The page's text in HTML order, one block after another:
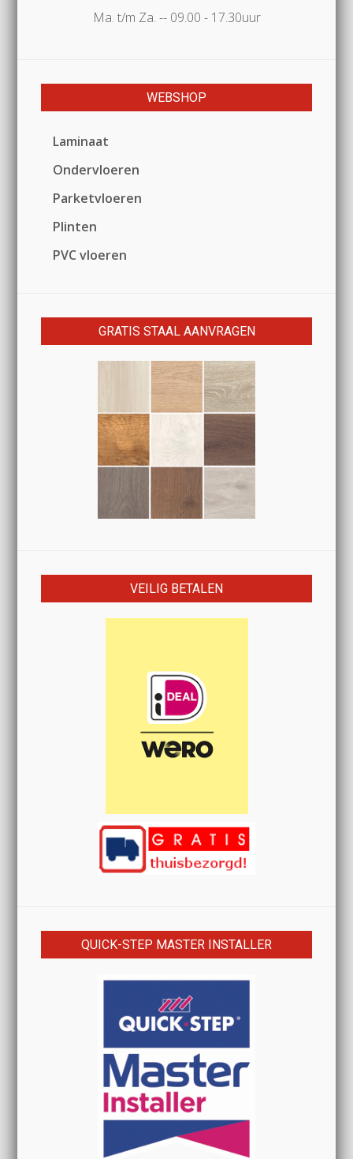
Ma. t/m Za. -- 09.00 - 17.30uur
WEBSHOP
Laminaat
Ondervloeren
Parketvloeren
Plinten
PVC vloeren
GRATIS STAAL AANVRAGEN
VEILIG BETALEN
QUICK-STEP MASTER INSTALLER